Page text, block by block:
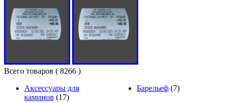
Всего товаров ( 8266 )
Аксессуары для
каминов (17)
Барельеф (7)